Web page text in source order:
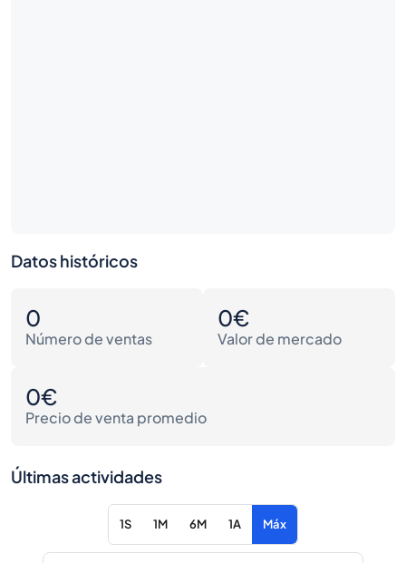
Datos históricos
0
Número de ventas
0€
Valor de mercado
0€
Precio de venta promedio
Últimas actividades
1S 1M 6M 1A Máx